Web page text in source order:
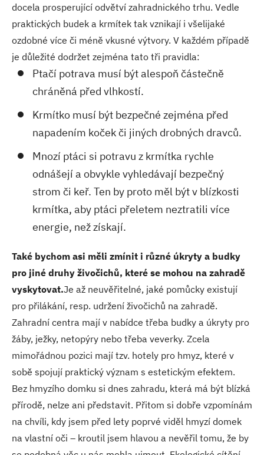
docela prosperující odvětví zahradnického trhu. Vedle
praktických budek a krmítek tak vznikají i všelijaké
ozdobné více či méně vkusné výtvory. V každém případě
je důležité dodržet zejména tato tři pravidla:
Ptačí potrava musí být alespoň částečně
chráněná před vlhkostí.
Krmítko musí být bezpečné zejména před
napadením koček či jiných drobných dravců.
Mnozí ptáci si potravu z krmítka rychle
odnášejí a obvykle vyhledávají bezpečný
strom či keř. Ten by proto měl být v blízkosti
krmítka, aby ptáci přeletem neztratili více
energie, než získají.
Také bychom asi měli zmínit i různé úkryty a budky
pro jiné druhy živočichů, které se mohou na zahradě
vyskytovat.Je až neuvěřitelné, jaké pomůcky existují
pro přilákání, resp. udržení živočichů na zahradě.
Zahradní centra mají v nabídce třeba budky a úkryty pro
žáby, ježky, netopýry nebo třeba veverky. Zcela
mimořádnou pozici mají tzv. hotely pro hmyz, které v
sobě spojují praktický význam s estetickým efektem.
Bez hmyzího domku si dnes zahradu, která má být blízká
přírodě, nelze ani představit. Přitom si dobře vzpomínám
na chvíli, kdy jsem před lety poprvé viděl hmyzí domek
na vlastní oči – kroutil jsem hlavou a nevěřil tomu, že by